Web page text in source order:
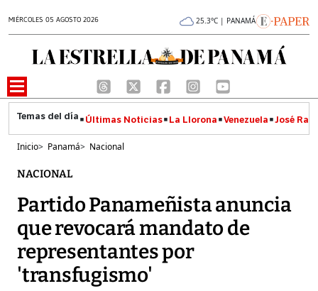
MIÉRCOLES 05 AGOSTO 2026 25.3°C | PANAMÁ
Últimas Noticias La Llorona Venezuela José
Inicio> Panamá> Nacional
NACIONAL
Partido Panameñista anuncia
que revocará mandato de
representantes por
'transfugismo'